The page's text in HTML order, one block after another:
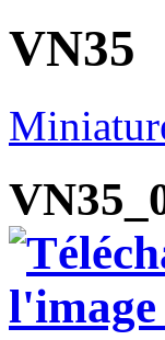
VN35